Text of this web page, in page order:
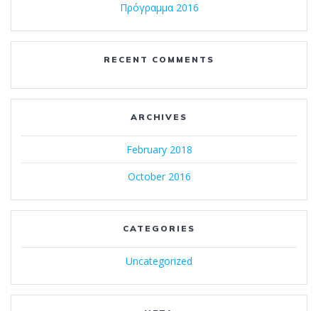
Πρόγραμμα 2016
RECENT COMMENTS
ARCHIVES
February 2018
October 2016
CATEGORIES
Uncategorized